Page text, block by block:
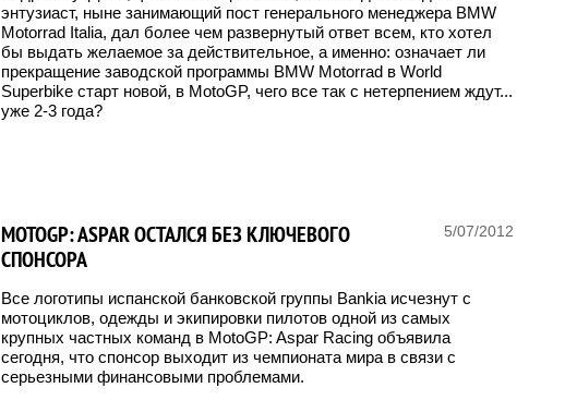
энтузиаст, ныне занимающий пост генерального менеджера BMW
Motorrad Italia, дал более чем развернутый ответ всем, кто хотел
бы выдать желаемое за действительное, а именно: означает ли
прекращение заводской программы BMW Motorrad в World
Superbike старт новой, в MotoGP, чего все так с нетерпением ждут...
уже 2-3 года?
5/07/2012
MOTOGP: ASPAR ОСТАЛСЯ БЕЗ КЛЮЧЕВОГО
СПОНСОРА
Все логотипы испанской банковской группы Bankia исчезнут с
мотоциклов, одежды и экипировки пилотов одной из самых
крупных частных команд в MotoGP: Aspar Racing объявила
сегодня, что спонсор выходит из чемпионата мира в связи с
серьезными финансовыми проблемами.